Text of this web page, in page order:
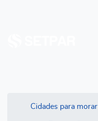
Cidades para morar